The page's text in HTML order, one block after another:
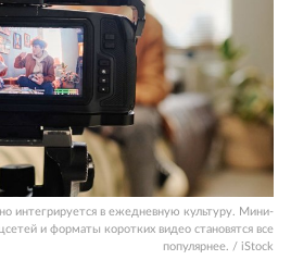
интегрируется в ежедневную культуру. Мини-
и форматы коротких видео становятся все
популярнее. / iStock